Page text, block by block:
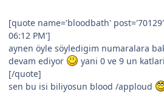
[quote name='bloodbath'
06:12 PM']
aynen öyle söyledigim numaralara
devam ediyor
yani 0 ve 9 un
[/quote]
sen bu isi biliyosun blood /apploud